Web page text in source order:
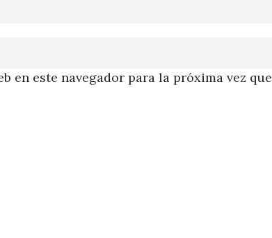
en este navegador para la próxima vez que